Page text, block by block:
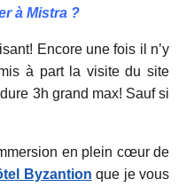
à Mistra ?
Encore une fois il n’y
à part la visite du site
3h grand max! Sauf si
en plein cœur de
Byzantion que je vous